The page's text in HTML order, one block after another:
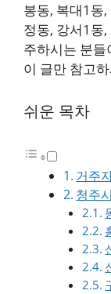
봉동, 복대1동
정동, 강서1동
주하시는 분
이 글만 참고
쉬운 목차
거주
청주